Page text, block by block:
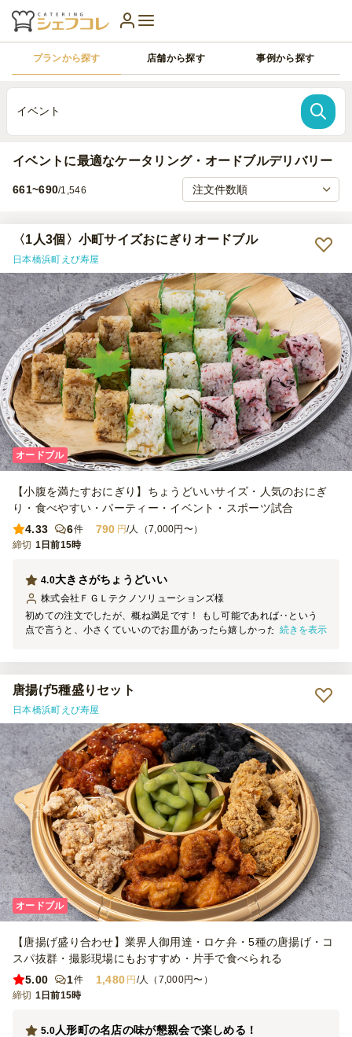
プランから探す 店舗から探す 事例から探す
イベント
イベントに最適なケータリング・オードブルデリバリー
661~690/1,546
〈1人3個〉小町サイズおにぎりオードブル
日本橋浜町えび寿屋
オードブル
【小腹を満たすおにぎり】ちょうどいいサイズ・人気のおにぎ
り・食べやすい・パーティー・イベント・スポーツ試合
4.33
6件 790 円/人（7,000円〜）
締切 1日前15時
大きさがちょうどいい
4.0
株式会社ＦＧＬテクノソリューションズ様
初めての注文でしたが、概ね満足です！ もし可能であれば‥という
点で言うと、小さくていいのでお皿があったら嬉しかったのと、梅味
食となりました。 お値段も手ごろなので、また注文させていただこ
うと思っています。 ありがとうございました。
続きを表示
唐揚げ5種盛りセット
日本橋浜町えび寿屋
オードブル
【唐揚げ盛り合わせ】業界人御用達・ロケ弁・5種の唐揚げ・コ
スパ抜群・撮影現場にもおすすめ・片手で食べられる
5.00
1件 1,480 円 /人（7,000円〜）
締切 1日前15時
人形町の名店の味が懇親会で楽しめる！
5.0